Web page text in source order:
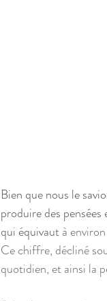
Bien que nous le
produire des
qui équivaut à environ
Ce chiffre, décliné
quotidien, et ainsi la